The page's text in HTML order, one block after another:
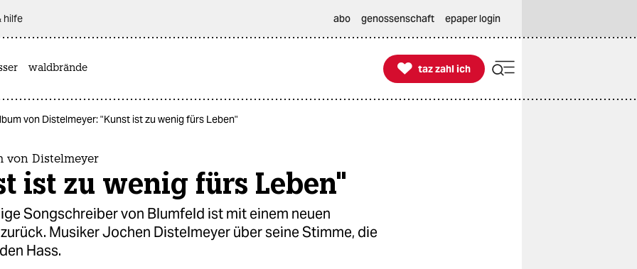
hilfe abo genossenschaft epaper login
waldbrände 
taz zahl ich
taz zahl ich
von Distelmeyer: "Kunst ist zu wenig fürs Leben"
von Distelmeyer
ist zu wenig fürs Leben"
Songschreiber von Blumfeld ist mit einem neuen
Musiker Jochen Distelmeyer über seine Stimme, die
Hass.